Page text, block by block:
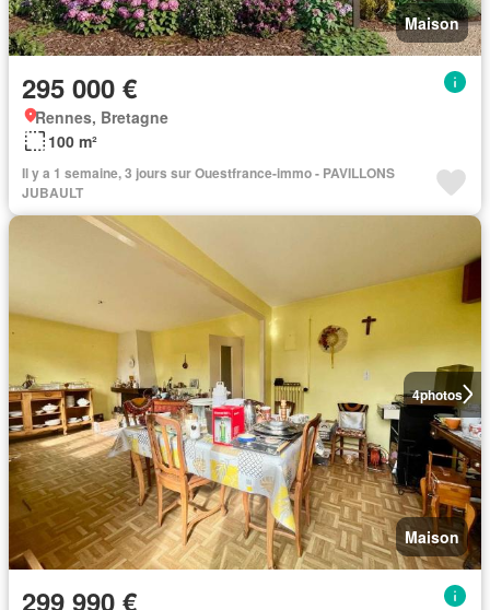
Maison
295 000 €
Rennes, Bretagne
100 m²
Il y a 1 semaine, 3 jours sur Ouestfrance-immo - PAVILLONS
JUBAULT
4photos
Maison
299 990 €